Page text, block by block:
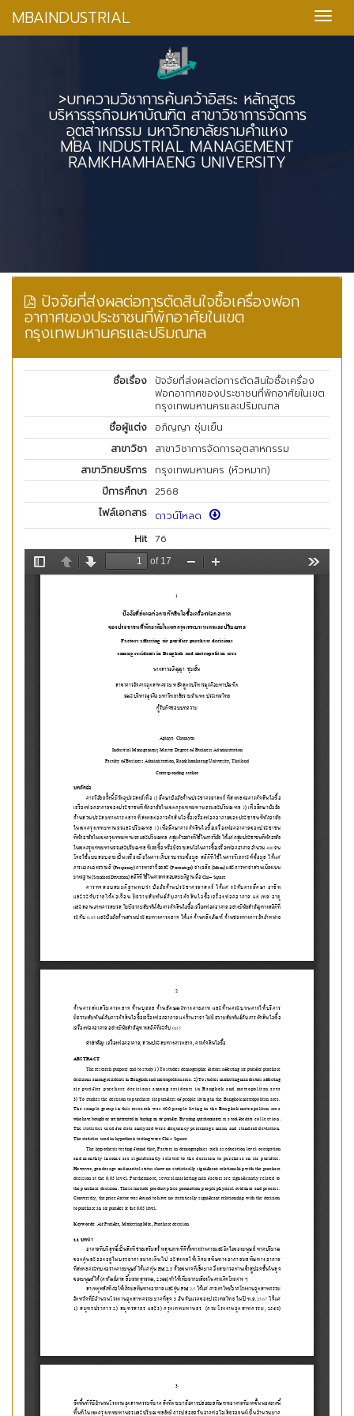
MBAINDUSTRIAL
>บทความวิชาการค้นคว้าอิสระ หลักสูตร
บริหารธุรกิจมหาบัณฑิต สาขาวิชาการจัดการ
อุตสาหกรรม มหาวิทยาลัยรามคำแหง
MBA INDUSTRIAL MANAGEMENT
RAMKHAMHAENG UNIVERSITY
ปัจจัยที่ส่งผลต่อการตัดสินใจซื้อเครื่องฟอก
อากาศของประชาชนที่พักอาศัยในเขต
กรุงเทพมหานครและปริมณฑล
ชื่อเรื่อง
ปัจจัยที่ส่งผลต่อการตัดสินใจซื้อเครื่อง
ฟอกอากาศของประชาชนที่พักอาศัยในเขต
กรุงเทพมหานครและปริมณฑล
ชื่อผู้แต่ง
อภิญญา ชุ่มเย็น
สาขาวิชา
สาขาวิชาการจัดการอุตสาหกรรม
สาขาวิทยบริการ กรุงเทพมหานคร (หัวหมาก)
ปีการศึกษา 2568
ไฟล์เอกสาร
ดาวน์โหลด
Hit 76